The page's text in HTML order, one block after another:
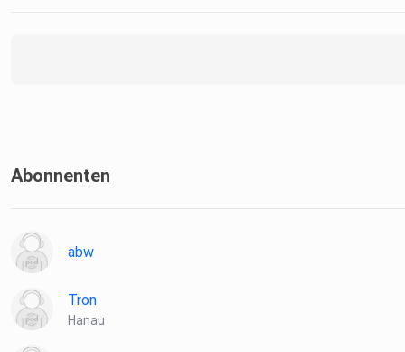
Abonnenten
abw
Tron
Hanau